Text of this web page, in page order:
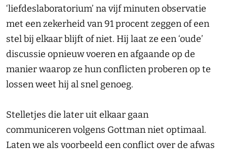
‘liefdeslaboratorium’ na vijf minuten observatie
met een zekerheid van 91 procent zeggen of een
stel bij elkaar blijft of niet. Hij laat ze een ‘oude’
discussie opnieuw voeren en afgaande op de
manier waarop ze hun conflicten proberen op te
lossen weet hij al snel genoeg.
Stelletjes die later uit elkaar gaan
communiceren volgens Gottman niet optimaal.
Laten we als voorbeeld een conflict over de afwas